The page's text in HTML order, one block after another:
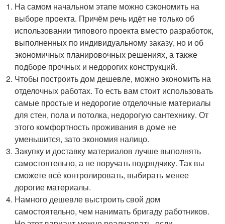
На самом начальном этапе можно сэкономить на
выборе проекта. Причём речь идёт не только об
использовании типового проекта вместо разработок,
выполненных по индивидуальному заказу, но и об
экономичных планировочных решениях, а также
подборе прочных и недорогих конструкций.
Чтобы построить дом дешевле, можно экономить на
отделочных работах. То есть вам стоит использовать
самые простые и недорогие отделочные материалы
для стен, пола и потолка, недорогую сантехнику. От
этого комфортность проживания в доме не
уменьшится, зато экономия налицо.
Закупку и доставку материалов лучше выполнять
самостоятельно, а не поручать подрядчику. Так вы
сможете всё контролировать, выбирать менее
дорогие материалы.
Намного дешевле выстроить свой дом
самостоятельно, чем нанимать бригаду работников.